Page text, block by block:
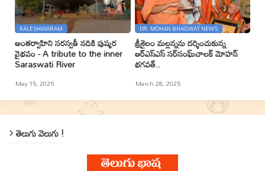
KALESHWARAM
అంతర్వాహిని సరస్వతీ నదికి పుష్కర
వైభవం - A tribute to the inner
Saraswati River
May 15, 2025
DR. MOHAN BHAGWAT NEWS
శ్రీశైలం మల్లన్నను దర్శించుకున్న
ఆర్ఎస్ఎస్ సర్‌సంఘ్‌చాలక్ మోహన్
భగవత్..
March 28, 2025
తెలుగు వెలుగు !